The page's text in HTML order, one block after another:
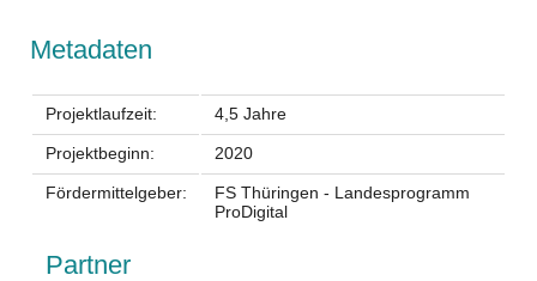
Metadaten
Projektlaufzeit: 4,5 Jahre
Projektbeginn: 2020
Fördermittelgeber:
FS Thüringen - Landesprogramm
ProDigital
Partner